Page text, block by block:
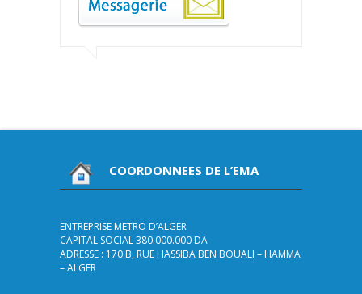
COORDONNEES DE L’EMA
ENTREPRISE METRO D’ALGER
CAPITAL SOCIAL 380.000.000 DA
ADRESSE : 170 B, RUE HASSIBA BEN BOUALI – HAMMA
– ALGER